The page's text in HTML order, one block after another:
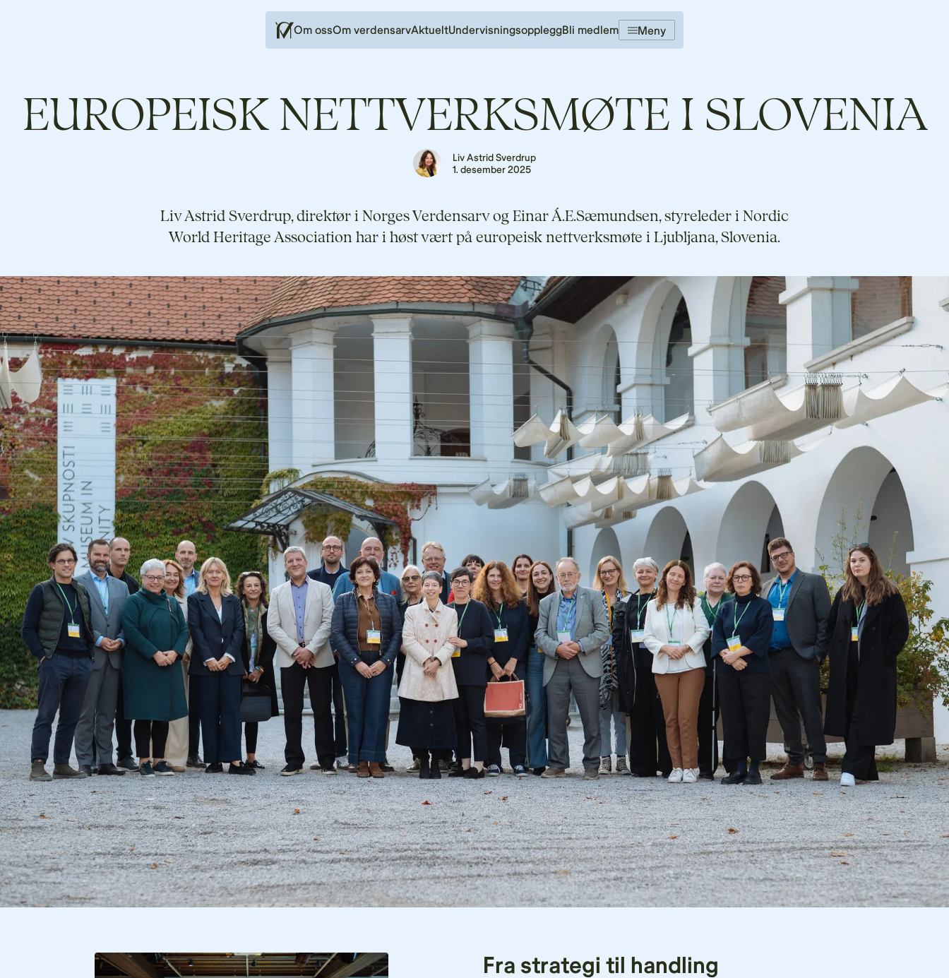
Om ossOm verdensarvAktueltUndervisningsoppleggBli medlem Meny
EUROPEISK NETTVERKSMØTE I SLOVENIA
Liv Astrid Sverdrup
1. desember 2025
Liv Astrid Sverdrup, direktør i Norges Verdensarv og Einar Á.E.Sæmundsen, styreleder i Nordic
World Heritage Association har i høst vært på europeisk nettverksmøte i Ljubljana, Slovenia.
Fra strategi til handling